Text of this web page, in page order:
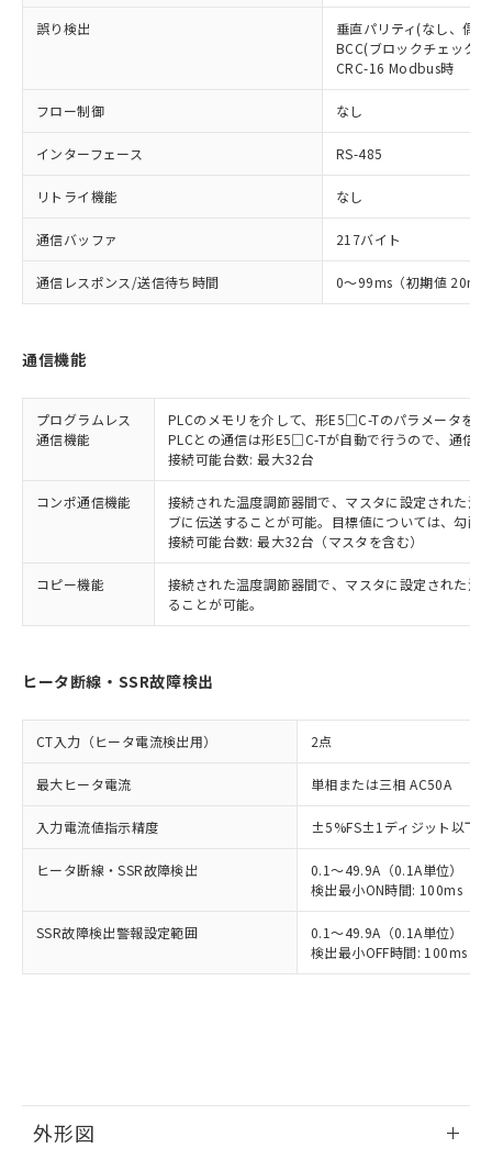
誤り検出
垂直パリティ(なし、偶
BCC(ブロックチェック
CRC-16 Modbus時
フロー制御 なし
インターフェース RS-485
リトライ機能 なし
通信バッファ 217バイト
通信レスポンス/送信待ち時間 0～99ms（初期値 20ms
通信機能
プログラムレス
通信機能
PLCのメモリを介して、形E5□C-Tのパラメータを
PLCとの通信は形E5□C-Tが自動で行うので、通信
接続可能台数: 最大32台
コンポ通信機能
接続された温度調節器間で、マスタに設定された温
ブに伝送することが可能。目標値については、勾配
接続可能台数: 最大32台（マスタを含む）
コピー機能
接続された温度調節器間で、マスタに設定された温
ることが可能。
ヒータ断線・SSR故障検出
CT入力（ヒータ電流検出用） 2点
最大ヒータ電流 単相または三相 AC50A
入力電流値指示精度 ±5%FS±1ディジット以下
ヒータ断線・SSR故障検出
0.1～49.9A（0.1A単位）
検出最小ON時間: 100ms（
SSR故障検出警報設定範囲
0.1～49.9A（0.1A単位）
検出最小OFF時間: 100ms（
外形図